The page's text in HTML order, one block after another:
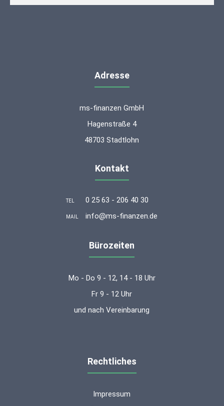
Adresse
ms-finanzen GmbH
Hagenstraße 4
48703 Stadtlohn
Kontakt
TEL 0 25 63 - 206 40 30
MAIL info@ms-finanzen.de
Bürozeiten
Mo - Do 9 - 12, 14 - 18 Uhr
Fr 9 - 12 Uhr
und nach Vereinbarung
Rechtliches
Impressum